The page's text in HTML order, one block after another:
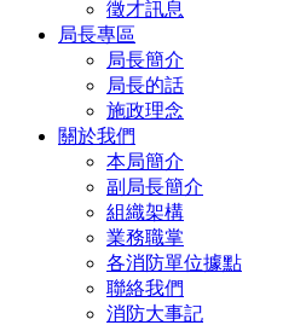
徵才訊息
局長專區
局長簡介
局長的話
施政理念
關於我們
本局簡介
副局長簡介
組織架構
業務職掌
各消防單位據點
聯絡我們
消防大事記